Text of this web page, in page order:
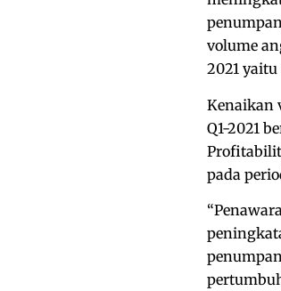
volume
2021 yaitu
Kenaikan
Q1-2021
pada